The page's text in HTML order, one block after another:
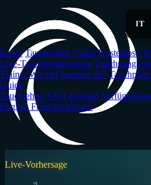
Hauptinhalt
springen
IT
Kurse Tauchplätze Guide Kostenlose
Live-Tauchbedingungen Tauchgang
Trainer Wie tief kommst du?
Guide
Tauchlehrer FAQ Kontakt
EnglishFrançais Italiano
Live-Vorhersage